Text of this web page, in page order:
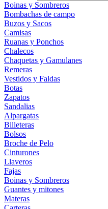
Boinas y Sombreros
Bombachas de campo
Buzos y Sacos
Camisas
Ruanas y Ponchos
Chalecos
Chaquetas y Gamulanes
Remeras
Vestidos y Faldas
Botas
Zapatos
Sandalias
Alpargatas
Billeteras
Bolsos
Broche de Pelo
Cinturones
Llaveros
Fajas
Boinas y Sombreros
Guantes y mitones
Materas